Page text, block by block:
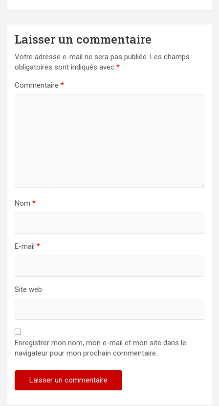
Laisser un commentaire
Votre adresse e-mail ne sera pas publiée. Les champs
obligatoires sont indiqués avec *
Commentaire *
Nom *
E-mail *
Site web
Enregistrer mon nom, mon e-mail et mon site dans le
navigateur pour mon prochain commentaire.